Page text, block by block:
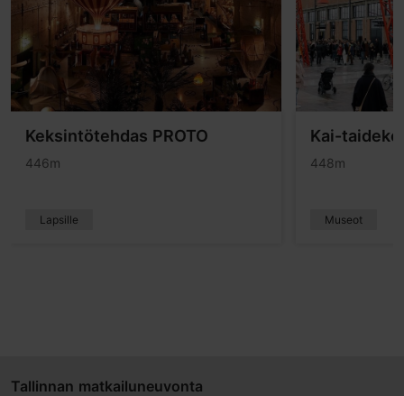
Keksintötehdas PROTO
446m
Lapsille
Kai-
448m
Museot
Tallinnan matkailuneuvonta